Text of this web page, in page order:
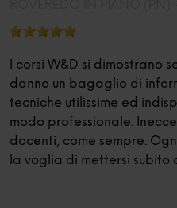
I corsi W&D si dimostrano
danno un bagaglio di
tecniche utilissime ed
modo professionale.
docenti, come sempre.
la voglia di mettersi subito